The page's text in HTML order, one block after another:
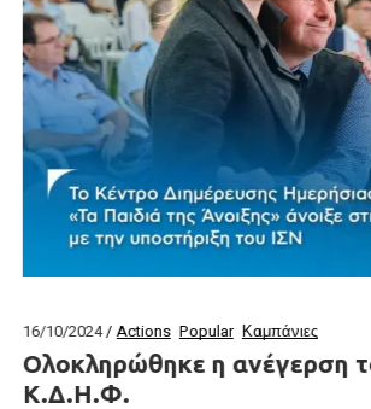
16/10/2024 Actions Popular Καμπάνιες
Ολοκληρώθηκε η ανέγερση
Κ.Δ.Η.Φ.